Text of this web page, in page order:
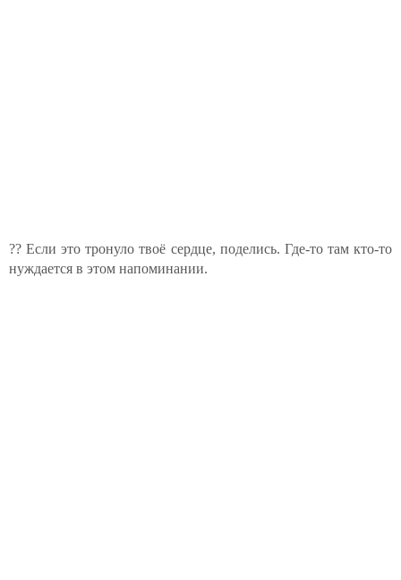
?? Если это тронуло твоё сердце, поделись. Где-то там кто-то
нуждается в этом напоминании.